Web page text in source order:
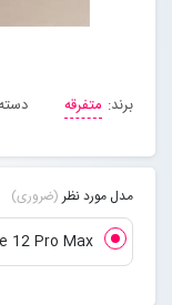
تماس با ما
پیگیری سفارشات
برند: متفرقه
مدل مورد نظر (ضروری)
12 Pro Max